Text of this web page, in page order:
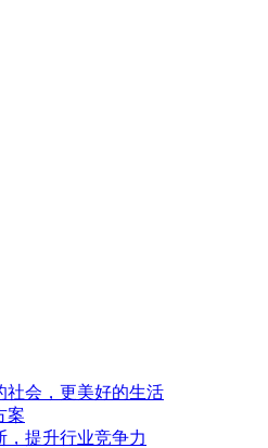
会，更美好的生活
案
，提升行业竞争力